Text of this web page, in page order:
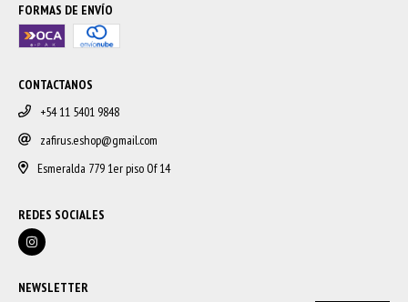
FORMAS DE ENVÍO
CONTACTANOS
+54 11 5401 9848
zafirus.eshop@gmail.com
Esmeralda 779 1er piso Of 14
REDES SOCIALES
NEWSLETTER